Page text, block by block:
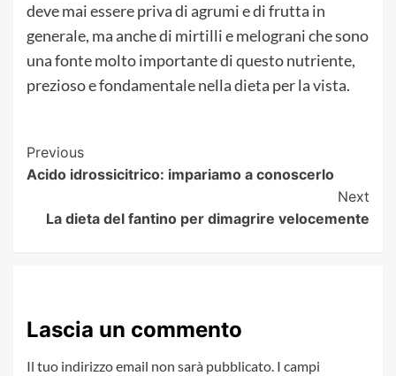
deve mai essere priva di agrumi e di frutta in
generale, ma anche di mirtilli e melograni che sono
una fonte molto importante di questo nutriente,
prezioso e fondamentale nella dieta per la vista.
Post
Navigation
Previous
Acido idrossicitrico: impariamo a conoscerlo
Next
La dieta del fantino per dimagrire velocemente
Lascia un commento
Il tuo indirizzo email non sarà pubblicato. I campi